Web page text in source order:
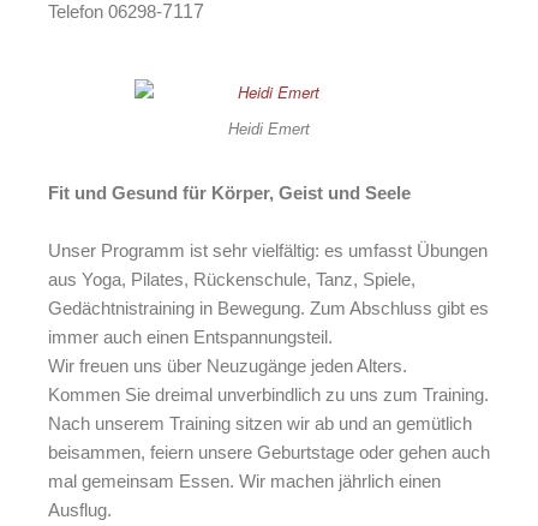
Telefon 06298-7117
Heidi Emert
Fit und Gesund für Körper, Geist und Seele
Unser Programm ist sehr vielfältig: es umfasst Übungen
aus Yoga, Pilates, Rückenschule, Tanz, Spiele,
Gedächtnistraining in Bewegung. Zum Abschluss gibt es
immer auch einen Entspannungsteil.
Wir freuen uns über Neuzugänge jeden Alters.
Kommen Sie dreimal unverbindlich zu uns zum Training.
Nach unserem Training sitzen wir ab und an gemütlich
beisammen, feiern unsere Geburtstage oder gehen auch
mal gemeinsam Essen. Wir machen jährlich einen
Ausflug.